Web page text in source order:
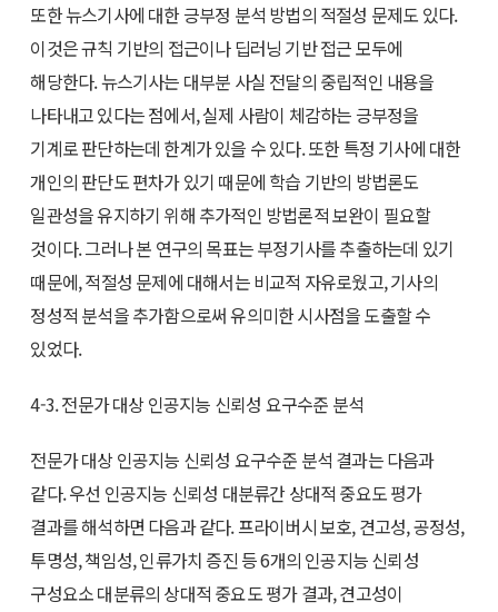
또한 뉴스기사에 대한 긍부정 분석 방법의 적절성 문제도 있다.
이것은 규칙 기반의 접근이나 딥러닝 기반 접근 모두에
해당한다. 뉴스기사는 대부분 사실 전달의 중립적인 내용을
나타내고 있다는 점에서, 실제 사람이 체감하는 긍부정을
기계로 판단하는데 한계가 있을 수 있다. 또한 특정 기사에 대한
개인의 판단도 편차가 있기 때문에 학습 기반의 방법론도
일관성을 유지하기 위해 추가적인 방법론적 보완이 필요할
것이다. 그러나 본 연구의 목표는 부정기사를 추출하는데 있기
때문에, 적절성 문제에 대해서는 비교적 자유로웠고, 기사의
정성적 분석을 추가함으로써 유의미한 시사점을 도출할 수
있었다.
4-3. 전문가 대상 인공지능 신뢰성 요구수준 분석
전문가 대상 인공지능 신뢰성 요구수준 분석 결과는 다음과
같다. 우선 인공지능 신뢰성 대분류간 상대적 중요도 평가
결과를 해석하면 다음과 같다. 프라이버시 보호, 견고성, 공정성,
투명성, 책임성, 인류가치 증진 등 6개의 인공지능 신뢰성
구성요소 대분류의 상대적 중요도 평가 결과, 견고성이